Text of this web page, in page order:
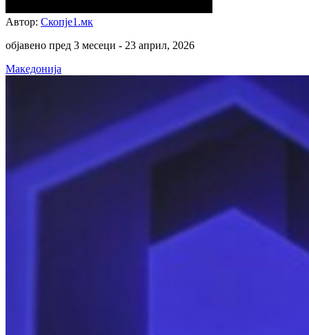
Автор: Скопје1.мк
објавено пред 3 месеци - 23 април, 2026
Македонија